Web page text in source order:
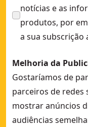
notícias e as
produtos, por
a sua
Melhoria da
Gostaríamos de
parceiros de redes
mostrar anúncios
audiências